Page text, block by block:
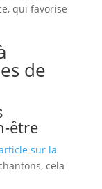
qui favorise
de
être
sur la
cela